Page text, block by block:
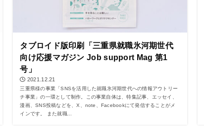
タブロイド版印刷「三重県就職氷河期世代
向け応援マガジン Job support Mag 第1
号」
2021.12.21
三重県様の事業「SNSを活用した就職氷河期世代への情報アウトリー
チ事業」の一環として制作。この事業自体は、特集記事、エッセイ、
漫画、SNS投稿などを、X、note、Facebookにて発信することがメ
インです。 また就職...